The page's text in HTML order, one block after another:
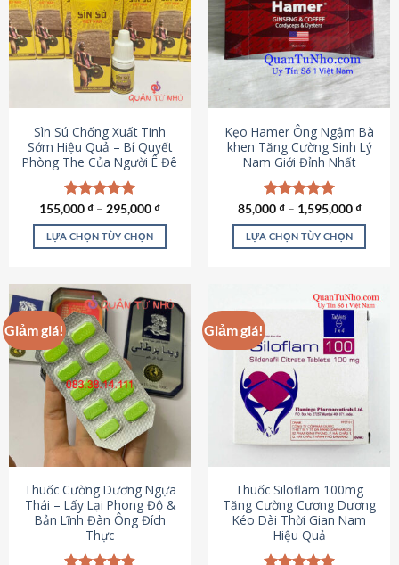
thể.
Các
tùy
chọn
có
thể
được
chọn
trên
trang
sản
phẩm
Sìn Sú Chống Xuất Tinh
Sớm Hiệu Quả – Bí Quyết
Phòng The Của Người Ê Đê
Được xếp
hạng4.95
5 sao
155,000₫ – 295,000₫
LỰA CHỌN TÙY CHỌN
này
có
nhiều
biến
thể.
Các
tùy
chọn
có
thể
chọn
trên
trang
sản
Kẹo Hamer Ông Ngậm Bà
khen Tăng Cường Sinh Lý
Nam Giới Đỉnh Nhất
Được xếp
hạng5.00
5 sao
85,000₫– 1,595,000₫
LỰA CHỌN TÙY CHỌN
này
nhiều
biến
tùy
chọn
có
được
chọn
trên
trang
sản
Giảm giá!
Thuốc Cường Dương Ngựa
Thái – Lấy Lại Phong Độ &
Bản Lĩnh Đàn Ông Đích
Thực
Giảm giá!
Thuốc Siloflam 100mg
Tăng Cường Cương Dương
Kéo Dài Thời Gian Nam
Hiệu Quả